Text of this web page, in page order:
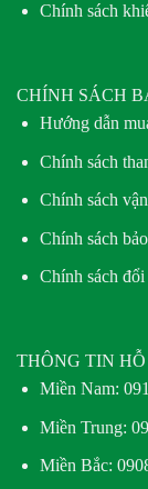
Chính sách
CHÍNH SÁCH
Hướng dẫn
Chính sách
Chính sách
Chính sách
Chính sách đổi
THÔNG TIN
Miền Nam:
Miền Trung:
Miền Bắc: